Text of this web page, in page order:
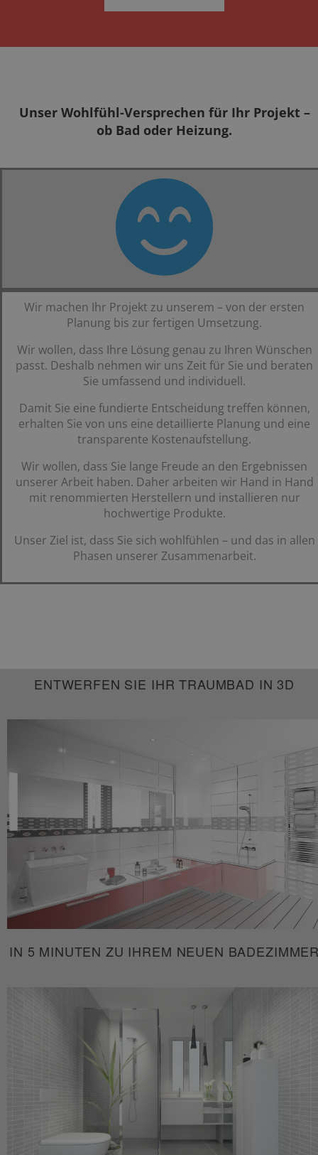
Unser Wohlfühl-Versprechen für Ihr Projekt ­­­­–
ob Bad oder Heizung.
Wir machen Ihr Projekt zu unserem – von der ersten
Planung bis zur fertigen Umsetzung.
Wir wollen, dass Ihre Lösung genau zu Ihren Wünschen
passt. Deshalb nehmen wir uns Zeit für Sie und beraten
Sie umfassend und individuell.
Damit Sie eine fundierte Entscheidung treffen können,
erhalten Sie von uns eine detaillierte Planung und eine
transparente Kostenaufstellung.
Wir wollen, dass Sie lange Freude an den Ergebnissen
unserer Arbeit haben. Daher arbeiten wir Hand in Hand
mit renommierten Herstellern und installieren nur
hochwertige Produkte.
Unser Ziel ist, dass Sie sich wohlfühlen – und das in allen
Phasen unserer Zusammenarbeit.
ENTWERFEN SIE IHR TRAUMBAD IN3D
IN 5 MINUTEN ZU IHREM NEUEN